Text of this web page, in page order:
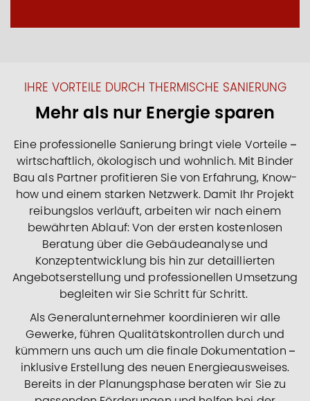
IHRE VORTEILE DURCH THERMISCHE SANIERUNG
Mehr als nur Energie sparen
Eine professionelle Sanierung bringt viele Vorteile –
wirtschaftlich, ökologisch und wohnlich. Mit Binder
Bau als Partner profitieren Sie von Erfahrung, Know-
how und einem starken Netzwerk. Damit Ihr Projekt
reibungslos verläuft, arbeiten wir nach einem
bewährten Ablauf: Von der ersten kostenlosen
Beratung über die Gebäudeanalyse und
Konzeptentwicklung bis hin zur detaillierten
Angebotserstellung und professionellen Umsetzung
begleiten wir Sie Schritt für Schritt.
Als Generalunternehmer koordinieren wir alle
Gewerke, führen Qualitätskontrollen durch und
kümmern uns auch um die finale Dokumentation –
inklusive Erstellung des neuen Energieausweises.
Bereits in der Planungsphase beraten wir Sie zu